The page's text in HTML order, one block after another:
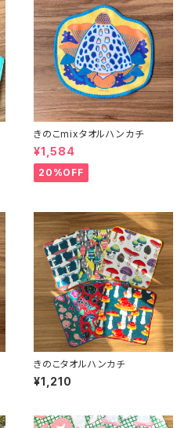
きのこmixタオルハンカチ
¥1,584
20%OFF
きのこタオルハンカチ
¥1,210